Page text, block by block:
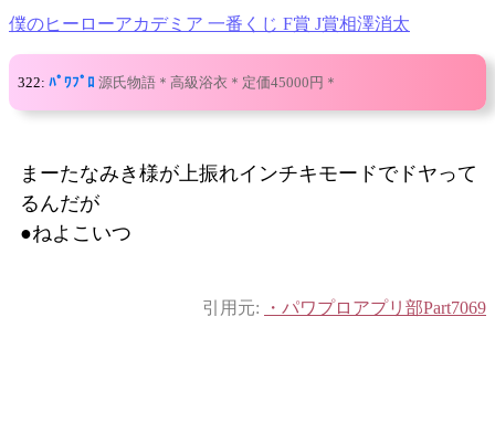
僕のヒーローアカデミア 一番くじ F賞 J賞相澤消太
322: ﾊﾟﾜﾌﾟﾛ 源氏物語＊高級浴衣＊定価45000円＊
まーたなみき様が上振れインチキモードでドヤって
るんだが
●ねよこいつ
引用元: ・パワプロアプリ部Part7069